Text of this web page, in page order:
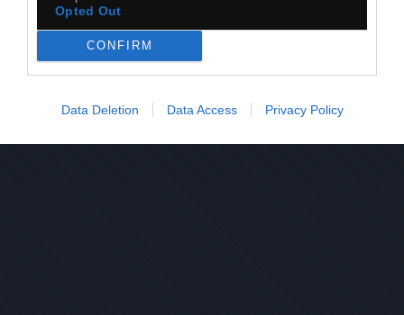
Opted Out
CONFIRM
Data Deletion Data Access Privacy Policy
Dodaj do ulubionych